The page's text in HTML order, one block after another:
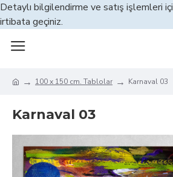
Detaylı bilgilendirme ve satış işlemleri
irtibata geçiniz.
100 x 150 cm. Tablolar Karnaval 03
Karnaval 03